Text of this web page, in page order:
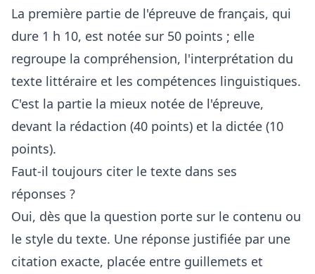
La première partie de l'épreuve de français, qui
dure 1 h 10, est notée sur 50 points ; elle
regroupe la compréhension, l'interprétation du
texte littéraire et les compétences linguistiques.
C'est la partie la mieux notée de l'épreuve,
devant la rédaction (40 points) et la dictée (10
points).
Faut-il toujours citer le texte dans ses
réponses ?
Oui, dès que la question porte sur le contenu ou
le style du texte. Une réponse justifiée par une
citation exacte, placée entre guillemets et